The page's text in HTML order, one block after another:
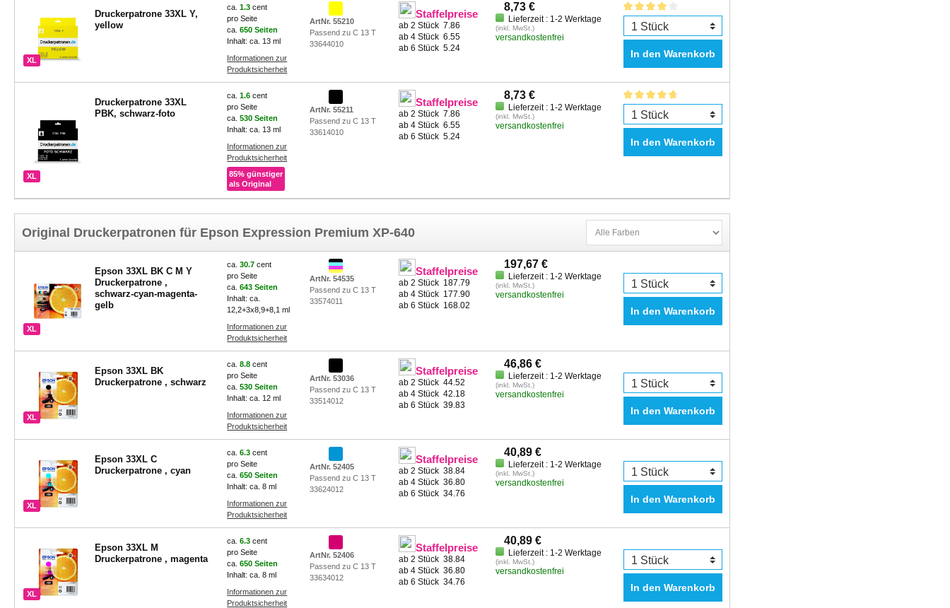
XL
Druckerpatrone 33XL Y,
yellow
ca.1.3cent
pro Seite
ca.650 Seiten
Inhalt: ca. 13 ml
Informationen zur
Produktsicherheit
ArtNr. 55210
Passend zu C 13 T
33644010
Staffelpreise
ab 2 Stück7.86
ab 4 Stück6.55
ab 6 Stück5.24
8,73 €
Lieferzeit : 1-2 Werktage
(inkl. MwSt.)
versandkostenfrei
In den Warenkorb
XL
Druckerpatrone 33XL
PBK, schwarz-foto
ca.1.6cent
pro Seite
ca.530 Seiten
Inhalt: ca. 13 ml
Informationen zur
Produktsicherheit
85% günstiger
als Original
ArtNr. 55211
Passend zu C 13 T
33614010
Staffelpreise
ab 2 Stück7.86
ab 4 Stück6.55
ab 6 Stück5.24
8,73 €
Lieferzeit : 1-2 Werktage
(inkl. MwSt.)
versandkostenfrei
In den Warenkorb
Original Druckerpatronen für Epson Expression Premium XP-640
XL
Epson 33XL BK C M Y
Druckerpatrone ,
schwarz-cyan-magenta-
gelb
ca.30.7cent
pro Seite
ca.643 Seiten
Inhalt: ca.
12,2+3x8,9+8,1 ml
Informationen zur
Produktsicherheit
ArtNr. 54535
Passend zu C 13 T
33574011
Staffelpreise
ab 2 Stück 187.79
ab 4 Stück 177.90
ab 6 Stück 168.02
197,67 €
Lieferzeit : 1-2 Werktage
(inkl. MwSt.)
versandkostenfrei
In den Warenkorb
XL
Epson 33XL BK
Druckerpatrone , schwarz
ca.8.8cent
pro Seite
ca.530 Seiten
Inhalt: ca. 12 ml
Informationen zur
Produktsicherheit
ArtNr. 53036
Passend zu C 13 T
33514012
Staffelpreise
ab 2 Stück44.52
ab 4 Stück42.18
ab 6 Stück39.83
46,86 €
Lieferzeit : 1-2 Werktage
(inkl. MwSt.)
versandkostenfrei
In den Warenkorb
XL
Epson 33XL C
Druckerpatrone , cyan
ca.6.3cent
pro Seite
ca.650 Seiten
Inhalt: ca. 8 ml
Informationen zur
Produktsicherheit
ArtNr. 52405
Passend zu C 13 T
33624012
Staffelpreise
ab 2 Stück38.84
ab 4 Stück36.80
ab 6 Stück34.76
40,89 €
Lieferzeit : 1-2 Werktage
(inkl. MwSt.)
versandkostenfrei
In den Warenkorb
XL
Epson 33XL M
Druckerpatrone , magenta
ca.6.3cent
pro Seite
ca.650 Seiten
Inhalt: ca. 8 ml
Informationen zur
Produktsicherheit
ArtNr. 52406
Passend zu C 13 T
33634012
Staffelpreise
ab 2 Stück38.84
ab 4 Stück36.80
ab 6 Stück34.76
40,89 €
Lieferzeit : 1-2 Werktage
(inkl. MwSt.)
versandkostenfrei
In den Warenkorb